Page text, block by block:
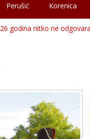
Perušić Korenica
26 godina nitko ne